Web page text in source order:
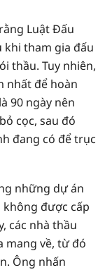
Luật Đấu
khi tham gia đấu
thầu. Tuy nhiên,
nhất để hoàn
90 ngày nên
cọc, sau đó
đang có để trục
những dự án
được cấp
các nhà thầu
mang về, từ đó
Ông nhấn